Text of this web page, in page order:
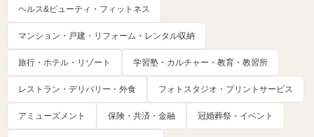
ヘルス&ビューティ・フィットネス
マンション・戸建・リフォーム・レンタル収納
旅行・ホテル・リゾート 学習塾・カルチャー・教育・教習所
レストラン・デリバリー・外食 フォトスタジオ・プリントサービス
アミューズメント 保険・共済・金融 冠婚葬祭・イベント